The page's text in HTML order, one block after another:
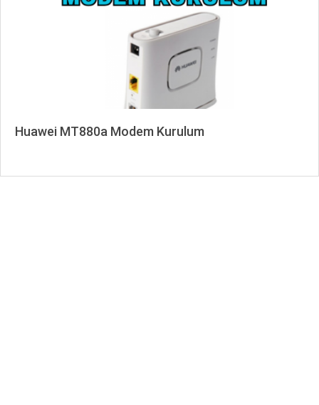
Huawei MT880a Modem Kurulum